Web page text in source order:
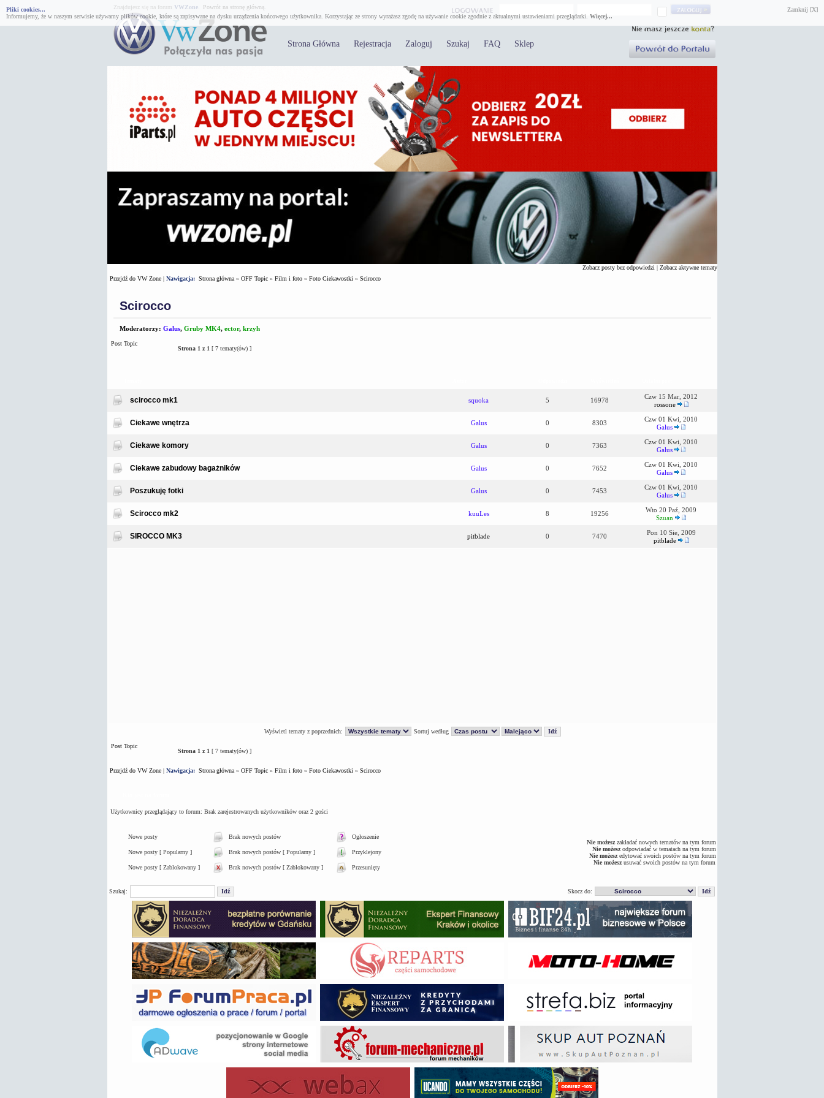
Zamknij [X]
Pliki cookies...
Informujemy, że w naszym serwisie używamy plików cookie, które są zapisywane na dysku urządzenia końcowego użytkownika. Korzystając ze strony wyrażasz zgodę na używanie cookie zgodnie z aktualnymi ustawieniami przeglądarki. Więcej...
Znajdujesz się na forum VWZone. Powrót na stronę główną.
Strona Główna Rejestracja Zaloguj Szukaj FAQ Sklep
Zobacz posty bez odpowiedzi | Zobacz aktywne tematy
Przejdź do VW Zone| Nawigacja: Strona główna» OFF Topic» Film i foto» Foto Ciekawostki » Scirocco
Scirocco
Moderatorzy: Galus, Gruby MK4, ector, krzyh
Post Topic
Strona 1 z 1 [ 7 tematy(ów) ]
scirocco mk1 squoka 5 16978
Czw 15 Mar, 2012
rossone
Ciekawe wnętrza Galus 0 8303
Czw 01 Kwi, 2010
Galus
Ciekawe komory Galus 0 7363
Czw 01 Kwi, 2010
Galus
Ciekawe zabudowy bagażników Galus 0 7652
Czw 01 Kwi, 2010
Galus
Poszukuję fotki Galus 0 7453
Czw 01 Kwi, 2010
Galus
Scirocco mk2 kuuLes 8 19256
Wto 20 Paź, 2009
Szuan
SIROCCO MK3 pitblade 0 7470
Pon 10 Sie, 2009
pitblade
Wyświetl tematy z poprzednich: Sortuj według
Post Topic
Strona 1 z 1 [ 7 tematy(ów) ]
Przejdź do VW Zone| Nawigacja: Strona główna» OFF Topic» Film i foto» Foto Ciekawostki » Scirocco
Użytkownicy przeglądający to forum: Brak zarejestrowanych użytkowników oraz 2 gości
Nowe posty Brak nowych postów Ogłoszenie
Nowe posty [ Popularny ] Brak nowych postów [ Popularny ] Przyklejony
Nowe posty [ Zablokowany ] Brak nowych postów [ Zablokowany ] Przesunięty
Nie możeszzakładać nowych tematów na tym forum
Nie możeszodpowiadać w tematach na tym forum
Nie możeszedytować swoich postów na tym forum
Nie możeszusuwać swoich postów na tym forum
Szukaj: Skocz do: